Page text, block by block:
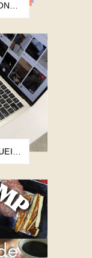
ATÉ 2030 MERCADO SECONDHAND DEVE MOVIMENTAR US$ 393 BILHÕES
#TAG - CONHEÇA A BLOGUEIRA